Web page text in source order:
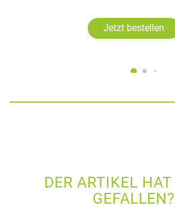
Jetzt bestellen
DER ARTIKEL
GEFALLEN?